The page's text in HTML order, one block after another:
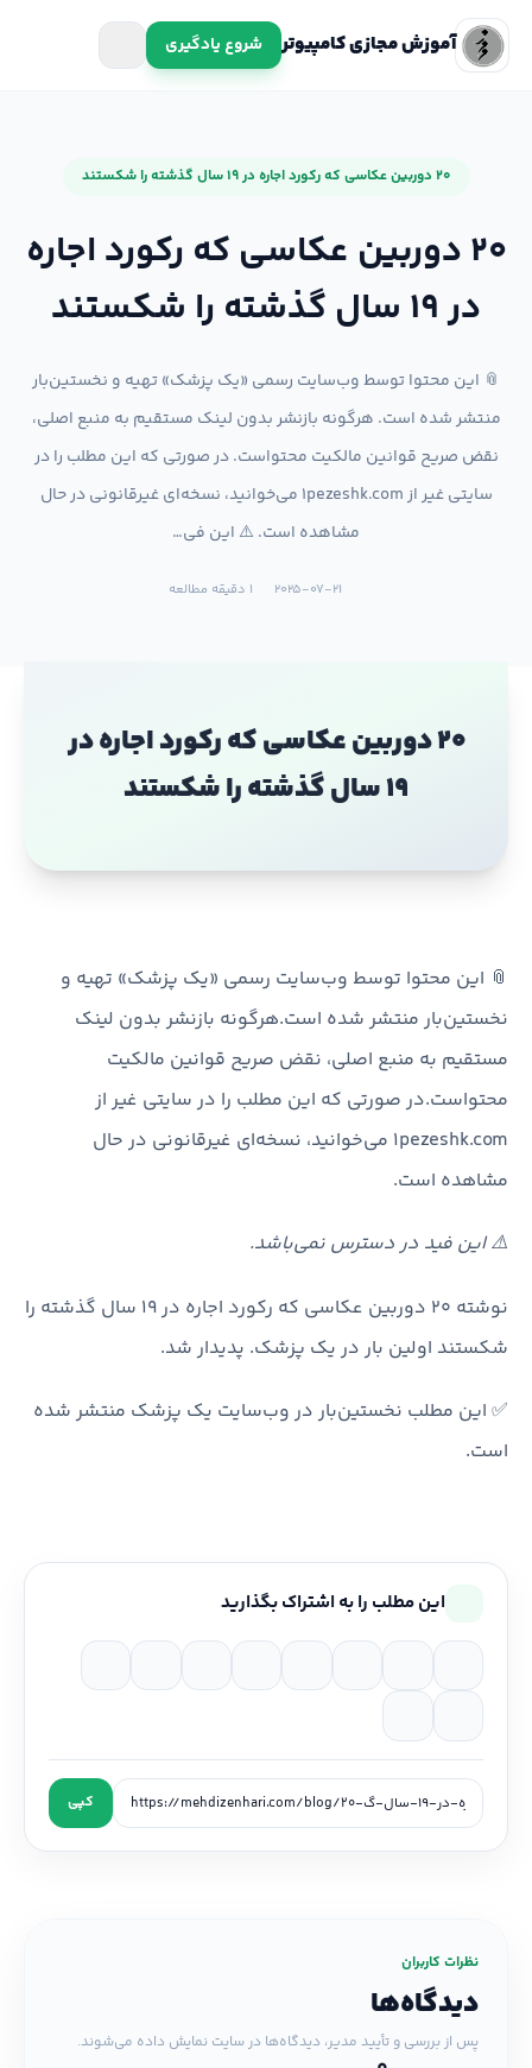
آموزش مجازی کامپیوتر شروع یادگیری
20 دوربین عکاسی که رکورد اجاره در ۱۹ سال گذشته را شکستند
20 دوربین عکاسی که رکورد اجاره
در ۱۹ سال گذشته را شکستند
📎 این محتوا توسط وب‌سایت رسمی «یک پزشک» تهیه و نخستین‌بار
منتشر شده است. هرگونه بازنشر بدون لینک مستقیم به منبع اصلی،
نقض صریح قوانین مالکیت محتواست. در صورتی که این مطلب را در
سایتی غیر از 1pezeshk.com می‌خوانید، نسخه‌ای غیرقانونی در حال
مشاهده است. ⚠️ این فی…
2025-07-21 1 دقیقه مطالعه
20 دوربین عکاسی که رکورد اجاره در
۱۹ سال گذشته را شکستند
📎 این محتوا توسط وب‌سایت رسمی «یک پزشک» تهیه و
نخستین‌بار منتشر شده است.هرگونه بازنشر بدون لینک
مستقیم به منبع اصلی، نقض صریح قوانین مالکیت
محتواست.در صورتی که این مطلب را در سایتی غیر از
1pezeshk.com می‌خوانید، نسخه‌ای غیرقانونی در حال
مشاهده است.
⚠️ این فید در دسترس نمی‌باشد.
نوشته 20 دوربین عکاسی که رکورد اجاره در ۱۹ سال گذشته را
شکستند اولین بار در یک پزشک. پدیدار شد.
✅ این مطلب نخستین‌بار در وب‌سایت یک پزشک منتشر شده
است.
این مطلب را به اشتراک بگذارید
کپی
نظرات کاربران
دیدگاه‌ها
پس از بررسی و تأیید مدیر، دیدگاه‌ها در سایت نمایش داده می‌شوند.